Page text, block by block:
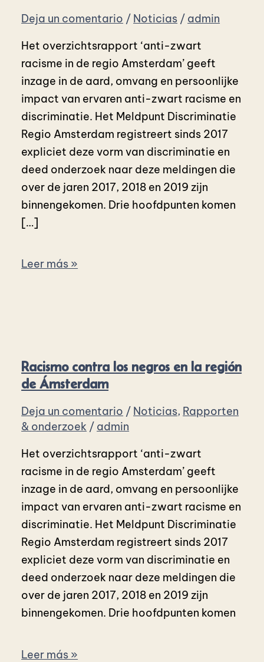
Deja un comentario / Noticias / admin
Het overzichtsrapport ‘anti-zwart
racisme in de regio Amsterdam’ geeft
inzage in de aard, omvang en persoonlijke
impact van ervaren anti-zwart racisme en
discriminatie. Het Meldpunt Discriminatie
Regio Amsterdam registreert sinds 2017
expliciet deze vorm van discriminatie en
deed onderzoek naar deze meldingen die
over de jaren 2017, 2018 en 2019 zijn
binnengekomen. Drie hoofdpunten komen
[…]
Leer más »
Racismo contra los negros en la región
de Ámsterdam
Deja un comentario / Noticias, Rapporten
& onderzoek / admin
Het overzichtsrapport ‘anti-zwart
racisme in de regio Amsterdam’ geeft
inzage in de aard, omvang en persoonlijke
impact van ervaren anti-zwart racisme en
discriminatie. Het Meldpunt Discriminatie
Regio Amsterdam registreert sinds 2017
expliciet deze vorm van discriminatie en
deed onderzoek naar deze meldingen die
over de jaren 2017, 2018 en 2019 zijn
binnengekomen. Drie hoofdpunten komen
Leer más »